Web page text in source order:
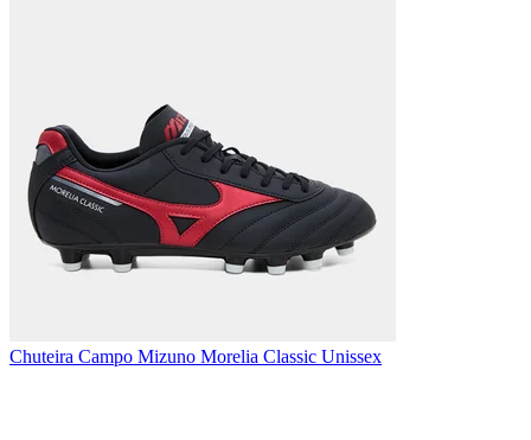
Chuteira Campo Mizuno Morelia Classic Unissex